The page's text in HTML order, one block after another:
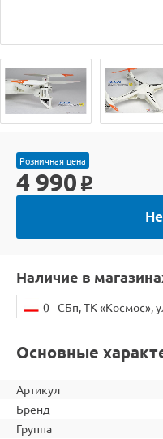
Розничная цена
4 990 o
Наличие в
0 СБп, ТК «Космос»,
Основные
Артикул
Бренд
Группа